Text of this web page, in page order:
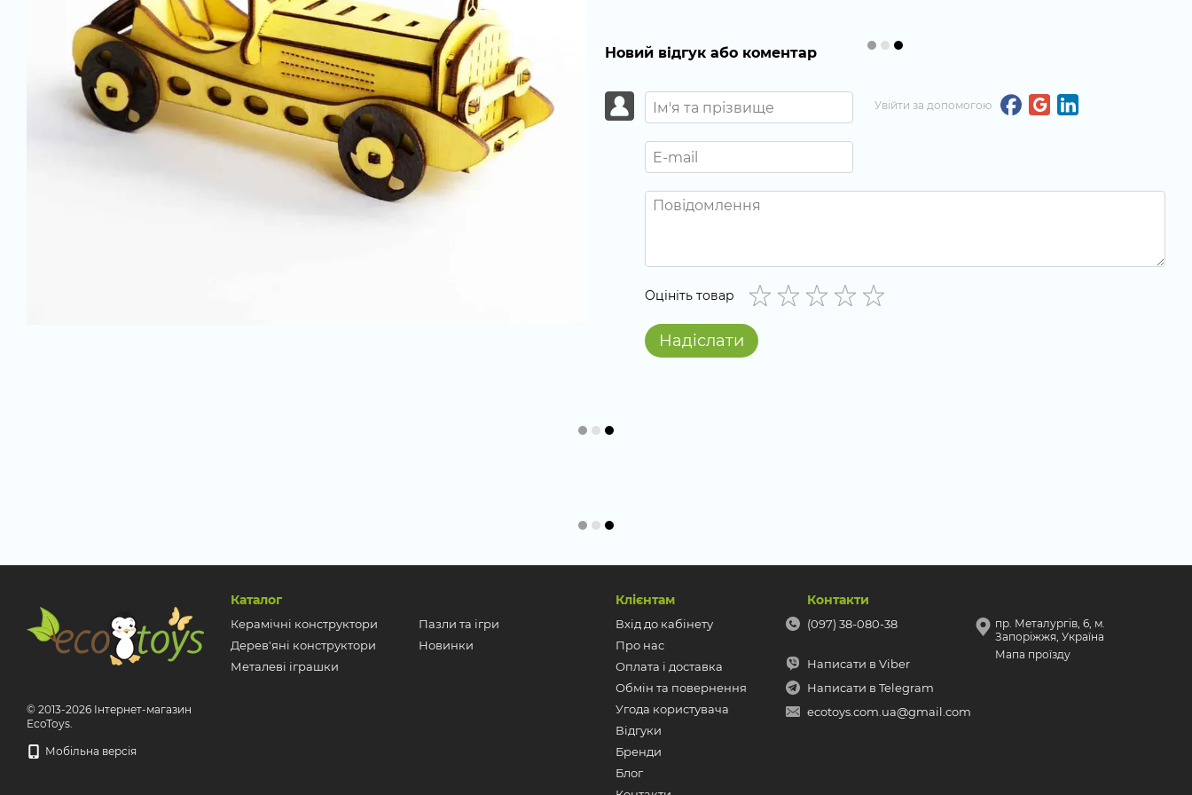
Новий відгук або коментар
Увійти за допомогою
Оцініть товар
Надіслати
© 2013-2026 Інтернет-магазин
EcoToys.
Мобільна версія
Каталог
Керамічні конструктори
Дерев'яні конструктори
Металеві іграшки
Пазли та ігри
Новинки
Клієнтам
Вхід до кабінету
Про нас
Оплата і доставка
Обмін та повернення
Угода користувача
Відгуки
Бренди
Блог
Контакти
(097) 38-080-38
Написати в Viber
Написати в Telegram
ecotoys.com.ua@gmail.com
пр. Металургів, 6, м.
Запоріжжя, Україна
Мапа проїзду